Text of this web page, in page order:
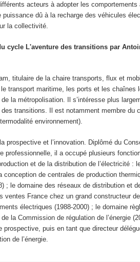
acteurs à adopter les
puissance dû à la recharge des véhicules
la collectivité.
cycle L'aventure des transitions par
titulaire de la chaire transports, flux et
transport maritime, les ports et les chaînes
la métropolisation. Il s’intéresse plus
transitions. Il est notamment membre du
environnement).
prospective et l’innovation. Diplômé du
professionnelle, il a occupé plusieurs
et de la distribution de l’électricité :
conception de centrales de production
; le domaine des réseaux de distribution et
ventes France chez un grand constructeur
électriques (1988-2000) ; le domaine
la Commission de régulation de l’énergie
prospective, puis en tant que directeur
de l’énergie.